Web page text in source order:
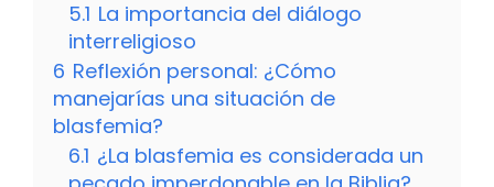
5.1 La importancia del diálogo
interreligioso
6 Reflexión personal: ¿Cómo
manejarías una situación de
blasfemia?
6.1 ¿La blasfemia es considerada un